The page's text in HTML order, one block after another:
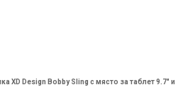
XD Design Bobby Sling с място за таблет 9.7" и